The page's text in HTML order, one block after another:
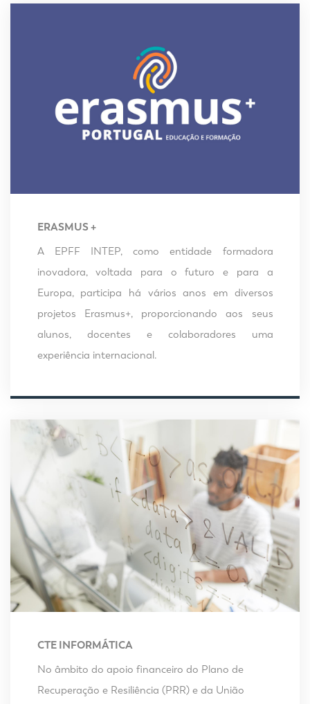
ERASMUS +
A EPFF INTEP, como entidade formadora
inovadora, voltada para o futuro e para a
Europa, participa há vários anos em diversos
projetos Erasmus+, proporcionando aos seus
alunos, docentes e colaboradores uma
experiência internacional.
CTE INFORMÁTICA
No âmbito do apoio financeiro do Plano de
Recuperação e Resiliência (PRR) e da União